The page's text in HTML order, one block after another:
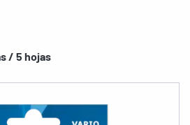
/ 5 hojas